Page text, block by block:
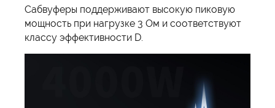
Сабвуферы поддерживают высокую пиковую
мощность при нагрузке 3 Ом и соответствуют
классу эффективности D.